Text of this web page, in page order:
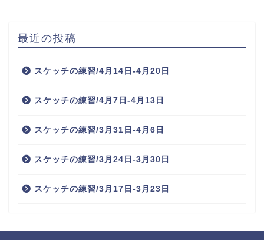
最近の投稿
スケッチの練習/4月14日-4月20日
スケッチの練習/4月7日-4月13日
スケッチの練習/3月31日-4月6日
スケッチの練習/3月24日-3月30日
スケッチの練習/3月17日-3月23日